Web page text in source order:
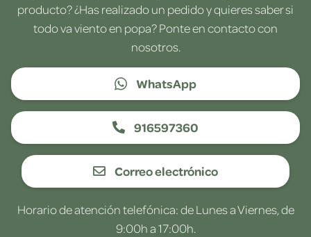
producto? ¿Has realizado un pedido y quieres saber si
todo va viento en popa? Ponte en contacto con
nosotros.
WhatsApp
916597360
Correo electrónico
Horario de atención telefónica: de Lunes a Viernes, de
9:00h a 17:00h.